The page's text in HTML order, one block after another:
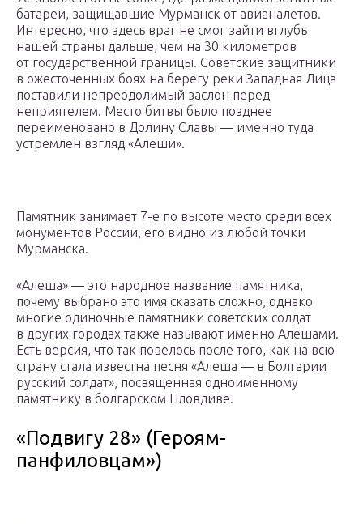
батареи, защищавшие Мурманск от авианалетов.
Интересно, что здесь враг не смог зайти вглубь
нашей страны дальше, чем на 30 километров
от государственной границы. Советские защитники
в ожесточенных боях на берегу реки Западная Лица
поставили непреодолимый заслон перед
неприятелем. Место битвы было позднее
переименовано в Долину Славы — именно туда
устремлен взгляд «Алеши».
Памятник занимает 7-е по высоте место среди всех
монументов России, его видно из любой точки
Мурманска.
«Алеша» — это народное название памятника,
почему выбрано это имя сказать сложно, однако
многие одиночные памятники советских солдат
в других городах также называют именно Алешами.
Есть версия, что так повелось после того, как на всю
страну стала известна песня «Алеша — в Болгарии
русский солдат», посвященная одноименному
памятнику в болгарском Пловдиве.
«Подвигу 28» (Героям-
панфиловцам»)